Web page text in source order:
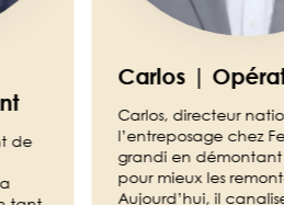
de
Carlos |
Carlos, directeur
l’entreposage chez
grandi en démontant
pour mieux les
Aujourd’hui, il